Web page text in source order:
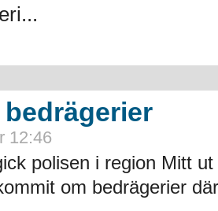
12:46
polisen i region Mitt
om bedrägerier